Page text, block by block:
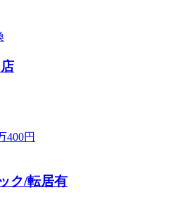
400円
ク/転居有